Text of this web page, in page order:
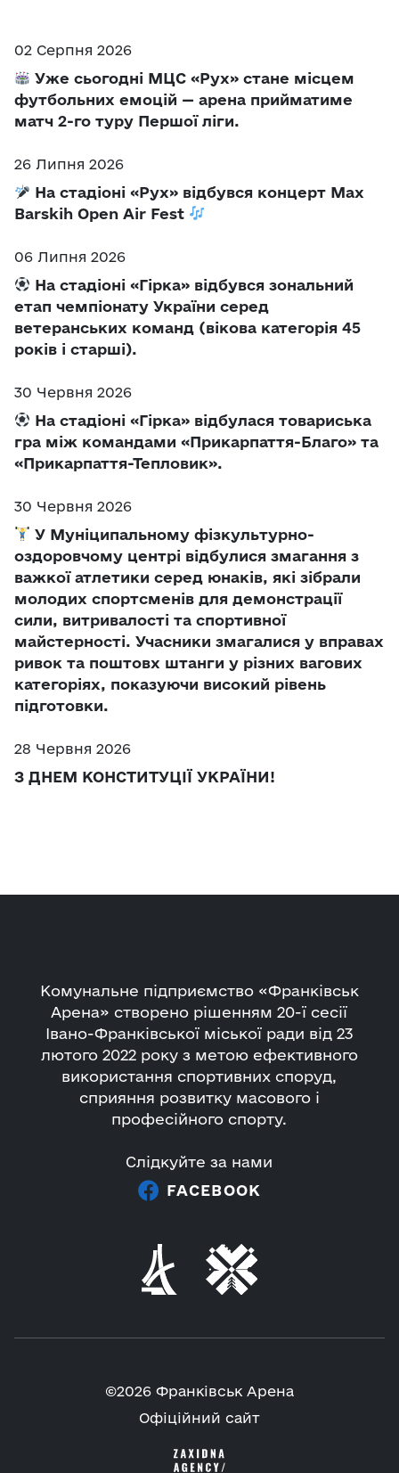
02 Серпня 2026
Уже сьогодні МЦС «Рух» стане місцем
футбольних емоцій — арена прийматиме
матч 2-го туру Першої ліги.
26 Липня 2026
На стадіоні «Рух» відбувся концерт Max
Barskih Open Air Fest
06 Липня 2026
На стадіоні «Гірка» відбувся зональний
етап чемпіонату України серед
ветеранських команд (вікова категорія 45
років і старші).
30 Червня 2026
На стадіоні «Гірка» відбулася товариська
гра між командами «Прикарпаття-Благо» та
«Прикарпаття-Тепловик».
30 Червня 2026
У Муніципальному фізкультурно-
оздоровчому центрі відбулися змагання з
важкої атлетики серед юнаків, які зібрали
молодих спортсменів для демонстрації
сили, витривалості та спортивної
майстерності. Учасники змагалися у вправах
ривок та поштовх штанги у різних вагових
категоріях, показуючи високий рівень
підготовки.
28 Червня 2026
З ДНЕМ КОНСТИТУЦІЇ УКРАЇНИ!
Комунальне підприємство «Франківськ
Арена» створено рішенням 20-ї сесії
Івано-Франківської міської ради від 23
лютого 2022 року з метою ефективного
використання спортивних споруд,
сприяння розвитку масового і
професійного спорту.
Слідкуйте за нами
FACEBOOK
©2026 Франківськ Арена
Офіційний сайт